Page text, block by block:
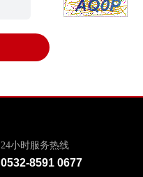
24小时服务热线
0532-8591 0677